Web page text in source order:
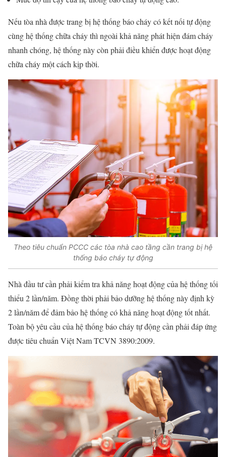
Nếu tòa nhà được trang bị hệ thống báo cháy có kết nối tự động
cùng hệ thống chữa cháy thì ngoài khả năng phát hiện đám cháy
nhanh chóng, hệ thống này còn phải điều khiển được hoạt động
chữa cháy một cách kịp thời.
Theo tiêu chuẩn PCCC các tòa nhà cao tầng cần trang bị hệ
thống báo cháy tự động
Nhà đầu tư cần phải kiểm tra khả năng hoạt động của hệ thống tối
thiểu 2 lần/năm. Đồng thời phải bảo dưỡng hệ thống này định kỳ
2 lần/năm để đảm bảo hệ thống có khả năng hoạt động tốt nhất.
Toàn bộ yêu cầu của hệ thống báo cháy tự động cần phải đáp ứng
được tiêu chuẩn Việt Nam TCVN 3890:2009.